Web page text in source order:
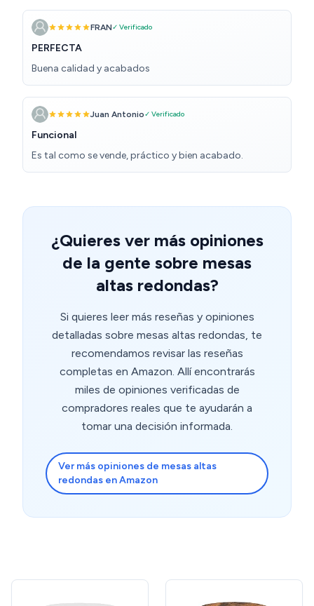
FRAN✓ Verificado
PERFECTA
Buena calidad y acabados
Juan Antonio✓ Verificado
Funcional
Es tal como se vende, práctico y bien acabado.
¿Quieres ver más opiniones
de la gente sobre mesas
altas redondas?
Si quieres leer más reseñas y opiniones
detalladas sobre mesas altas redondas, te
recomendamos revisar las reseñas
completas en Amazon. Allí encontrarás
miles de opiniones verificadas de
compradores reales que te ayudarán a
tomar una decisión informada.
Ver más opiniones de mesas altas
redondas en Amazon